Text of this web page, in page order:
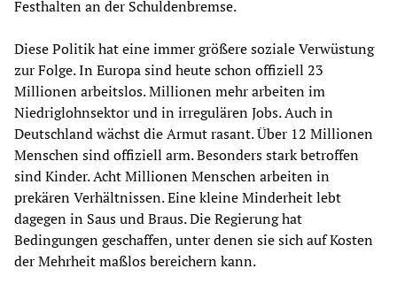
Festhalten an der Schuldenbremse.
Diese Politik hat eine immer größere soziale Verwüstung
zur Folge. In Europa sind heute schon offiziell 23
Millionen arbeitslos. Millionen mehr arbeiten im
Niedriglohnsektor und in irregulären Jobs. Auch in
Deutschland wächst die Armut rasant. Über 12 Millionen
Menschen sind offiziell arm. Besonders stark betroffen
sind Kinder. Acht Millionen Menschen arbeiten in
prekären Verhältnissen. Eine kleine Minderheit lebt
dagegen in Saus und Braus. Die Regierung hat
Bedingungen geschaffen, unter denen sie sich auf Kosten
der Mehrheit maßlos bereichern kann.